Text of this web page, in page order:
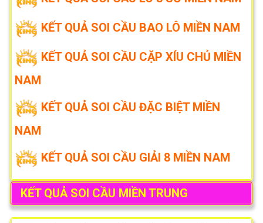
KẾT QUẢ SOI CẦU BAO LÔ MIỀN NAM
KẾT QUẢ SOI CẦU CẶP XÍU CHỦ MIỀN
NAM
KẾT QUẢ SOI CẦU ĐẶC BIỆT MIỀN
NAM
KẾT QUẢ SOI CẦU GIẢI 8 MIỀN NAM
KẾT QUẢ SOI CẦU MIỀN TRUNG